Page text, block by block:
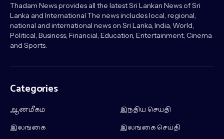
Thadam News provides all the latest Sri Lankan News of Sri
Lanka and International The news includes local, regional,
national and international news on Sri Lanka, India, World,
Political, Business, Financial, Education, Entertainment, Cinema
and Sports.
Categories
ஆன்மீகம்
இந்திய செய்தி
இலங்கை
இலங்கை செய்தி